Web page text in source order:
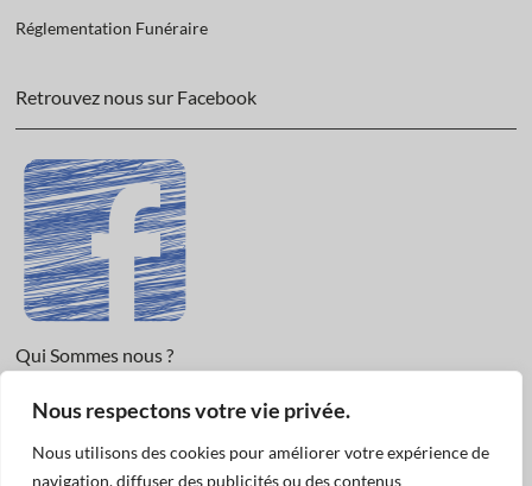
Nous respectons votre vie privée.
Nous utilisons des cookies pour améliorer votre expérience de
navigation, diffuser des publicités ou des contenus
Réglementation Funéraire
Retrouvez nous sur Facebook
Qui Sommes nous ?
Informations légales et Protection des données.
Nous Contacter